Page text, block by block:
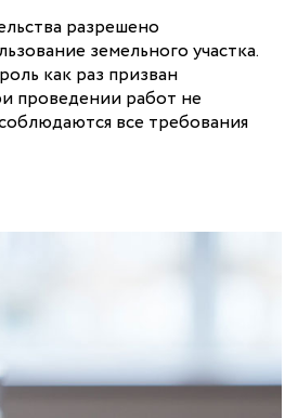
разрешено
земельного участка.
как раз призван
проведении работ не
все требования